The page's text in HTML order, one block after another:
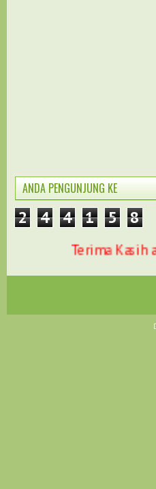
ANDA PENGUNJUNG KE
2 4 4 1 5 8
Terima Kasih